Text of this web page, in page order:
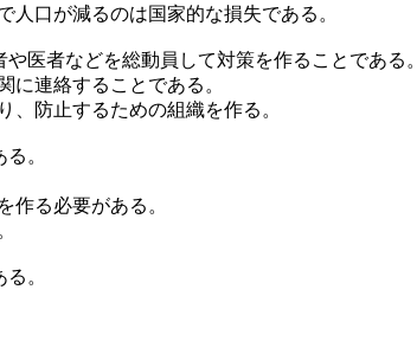
人口が減るのは国家的な損失である。
医者などを総動員して対策を作ることである。
に連絡することである。
、防止するための組織を作る。
。
作る必要がある。
。